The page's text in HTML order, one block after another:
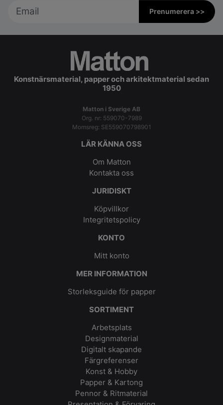
Prenumerera >>
Konstnärsmaterial, papper och arkitektmaterial sedan
1950
Matton i Sverige AB
Org. nr: 559070-7989
Momsreg: SE559070798901
LÄR KÄNNA OSS
Om Matton
Kontakta oss
JURIDISKT
Köpvillkor
Integritetspolicy
KONTO
Mitt konto
MER INFORMATION
Storleksguide för papper
SORTIMENT
Arbetsplats
Designmaterial
Digitalt skapande
Färgreferenser
Konst & Hobby
Papper & Kartong
Pennor & Ritmaterial